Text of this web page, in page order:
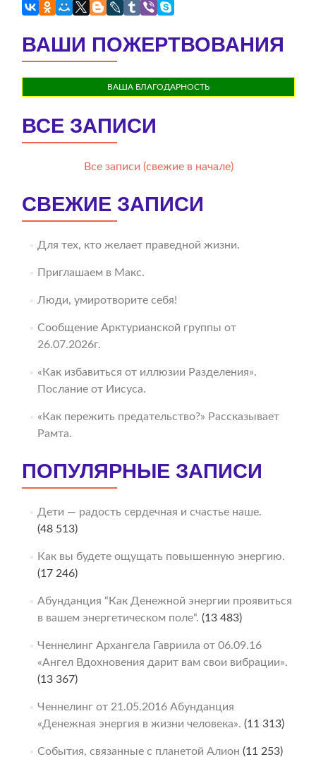
ВАШИ ПОЖЕРТВОВАНИЯ
ВАША БЛАГОДАРНОСТЬ
ВСЕ ЗАПИСИ
Все записи (свежие в начале)
СВЕЖИЕ ЗАПИСИ
Для тех, кто желает праведной жизни.
Приглашаем в Макс.
Люди, умиротворите себя!
Сообщение Арктурианской группы от
26.07.2026г.
«Как избавиться от иллюзии Разделения».
Послание от Иисуса.
«Как пережить предательство?» Рассказывает
Рамта.
ПОПУЛЯРНЫЕ ЗАПИСИ
Дети — радость сердечная и счастье наше.
(48 513)
Как вы будете ощущать повышенную энергию.
(17 246)
Абунданция “Как Денежной энергии проявиться
в вашем энергетическом поле“. (13 483)
Ченнелинг Архангела Гавриила от 06.09.16
«Ангел Вдохновения дарит вам свои вибрации».
(13 367)
Ченнелинг от 21.05.2016 Абунданция
«Денежная энергия в жизни человека». (11 313)
События, связанные с планетой Алион (11 253)